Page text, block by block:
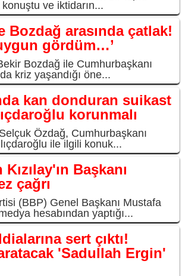
konuştu ve iktidarın...
Bozdağ arasında çatlak!
gördüm…’
Bozdağ ile Cumhurbaşkanı
kriz yaşandığı öne...
kan donduran suikast
korunmalı
Özdağ, Cumhurbaşkanı
ile ilgili konuk...
Başkanı
çağrı
(BBP) Genel Başkanı Mustafa
hesabından yaptığı...
sert çıktı!
'Sadullah Ergin'